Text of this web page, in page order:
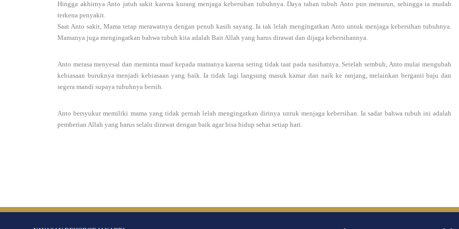
Hingga akhirnya Anto jatuh sakit karena kurang menjaga kebersihan tubuhnya. Daya tahan tubuh Anto pun menurun, sehingga ia mudah
terkena penyakit.
Saat Anto sakit, Mama tetap merawatnya dengan penuh kasih sayang. Ia tak lelah mengingatkan Anto untuk menjaga kebersihan tubuhnya.
Mamanya juga mengingatkan bahwa tubuh kita adalah Bait Allah yang harus dirawat dan dijaga kebersihannya.
Anto merasa menyesal dan meminta maaf kepada mamanya karena sering tidak taat pada nasihatnya. Setelah sembuh, Anto mulai mengubah
kebiasaan buruknya menjadi kebiasaan yang baik. Ia tidak lagi langsung masuk kamar dan naik ke ranjang, melainkan berganti baju dan
segera mandi supaya tubuhnya bersih.
Anto bersyukur memiliki mama yang tidak pernah lelah mengingatkan dirinya untuk menjaga kebersihan. Ia sadar bahwa tubuh ini adalah
pemberian Allah yang harus selalu dirawat dengan baik agar bisa hidup sehat setiap hari.